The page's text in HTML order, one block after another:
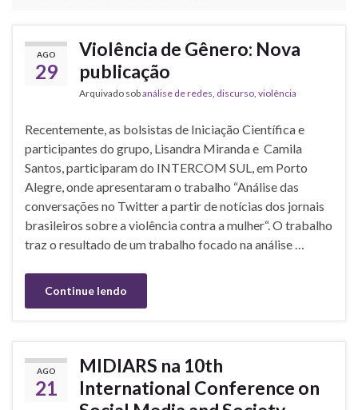
AGO
29
Violência de Gênero: Nova
publicação
Arquivado sobanálise de redes discurso violência
Recentemente, as bolsistas de Iniciação Científica e
participantes do grupo, Lisandra Miranda e Camila
Santos, participaram do INTERCOM SUL, em Porto
Alegre, onde apresentaram o trabalho “Análise das
conversações no Twitter a partir de notícias dos jornais
brasileiros sobre a violência contra a mulher“. O trabalho
traz o resultado de um trabalho focado na análise …
Continue lendo
AGO
21
MIDIARS na 10th
International Conference on